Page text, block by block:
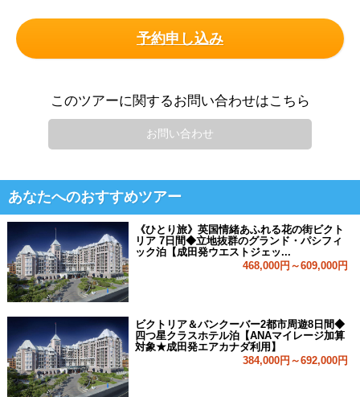
予約申し込み
このツアーに関するお問い合わせはこちら
お問い合わせ
あなたへのおすすめツアー
《ひとり旅》英国情緒あふれる花の街ビクト
リア 7日間◆立地抜群のグランド・パシフィ
ック泊【成田発ウエストジェッ...
468,000円～609,000円
ビクトリア＆バンクーバー2都市周遊8日間◆
四つ星クラスホテル泊【ANAマイレージ加算
対象★成田発エアカナダ利用】
384,000円～692,000円